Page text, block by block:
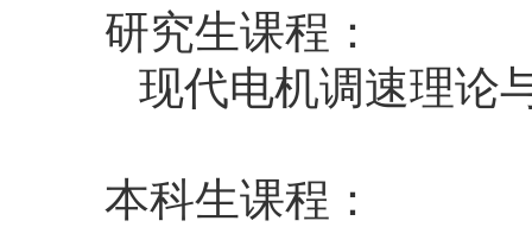
研究生课程：
现代电机调速理论
本科生课程：